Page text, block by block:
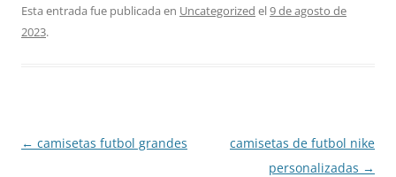
Esta entrada fue publicada en Uncategorized el9 de agosto de
2023.
Navegación
← camisetas futbol grandes
camisetas de futbol nike
personalizadas →